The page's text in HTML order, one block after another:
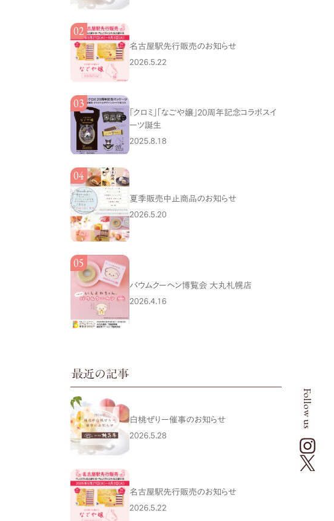
Follow us
名古屋駅先行販売のお知らせ
2026.5.22
「クロミ」「なごや嬢」20周年記念コラボスイ
ーツ誕生
2025.8.18
夏季販売中止商品のお知らせ
2026.5.20
バウムクーヘン博覧会 大丸札幌店
2026.4.16
最近の記事
白桃ぜりー催事のお知らせ
2026.5.28
名古屋駅先行販売のお知らせ
2026.5.22